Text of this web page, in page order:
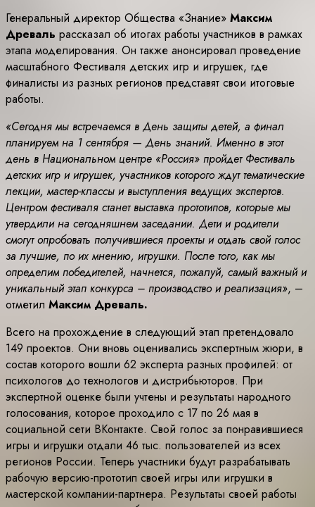
Генеральный директор Общества «Знание» Максим
Древаль рассказал об итогах работы участников в рамках
этапа моделирования. Он также анонсировал проведение
масштабного Фестиваля детских игр и игрушек, где
финалисты из разных регионов представят свои итоговые
работы.
«Сегодня мы встречаемся в День защиты детей, а финал
планируем на 1 сентября — День знаний. Именно в этот
день в Национальном центре «Россия» пройдет Фестиваль
детских игр и игрушек, участников которого ждут тематические
лекции, мастер-классы и выступления ведущих экспертов.
Центром фестиваля станет выставка прототипов, которые мы
утвердили на сегодняшнем заседании. Дети и родители
смогут опробовать получившиеся проекты и отдать свой голос
за лучшие, по их мнению, игрушки. После того, как мы
определим победителей, начнется, пожалуй, самый важный и
уникальный этап конкурса – производство и реализация», –
отметил Максим Древаль.
Всего на прохождение в следующий этап претендовало
149 проектов. Они вновь оценивались экспертным жюри, в
состав которого вошли 62 эксперта разных профилей: от
психологов до технологов и дистрибьюторов. При
экспертной оценке были учтены и результаты народного
голосования, которое проходило с 17 по 26 мая в
социальной сети ВКонтакте. Свой голос за понравившиеся
игры и игрушки отдали 46 тыс. пользователей из всех
регионов России. Теперь участники будут разрабатывать
рабочую версию-прототип своей игры или игрушки в
мастерской компании-партнера. Результаты своей работы